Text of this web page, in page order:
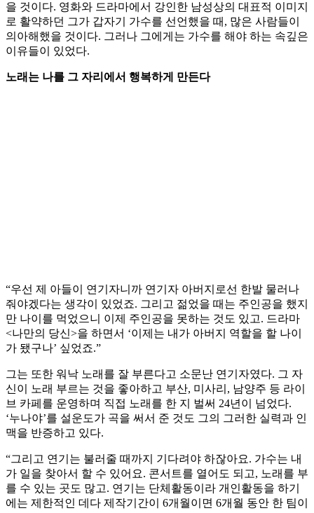
을 것이다. 영화와 드라마에서 강인한 남성상의 대표적 이미지
로 활약하던 그가 갑자기 가수를 선언했을 때, 많은 사람들이
의아해했을 것이다. 그러나 그에게는 가수를 해야 하는 속깊은
이유들이 있었다.
노래는 나를 그 자리에서 행복하게 만든다
“우선 제 아들이 연기자니까 연기자 아버지로선 한발 물러나
줘야겠다는 생각이 있었죠. 그리고 젊었을 때는 주인공을 했지
만 나이를 먹었으니 이제 주인공을 못하는 것도 있고. 드라마
<나만의 당신>을 하면서 ‘이제는 내가 아버지 역할을 할 나이
가 됐구나’ 싶었죠.”
그는 또한 워낙 노래를 잘 부른다고 소문난 연기자였다. 그 자
신이 노래 부르는 것을 좋아하고 부산, 미사리, 남양주 등 라이
브 카페를 운영하며 직접 노래를 한 지 벌써 24년이 넘었다.
‘누나야’를 설운도가 곡을 써서 준 것도 그의 그러한 실력과 인
맥을 반증하고 있다.
“그리고 연기는 불러줄 때까지 기다려야 하잖아요. 가수는 내
가 일을 찾아서 할 수 있어요. 콘서트를 열어도 되고, 노래를 부
를 수 있는 곳도 많고. 연기는 단체활동이라 개인활동을 하기
에는 제한적인 데다 제작기간이 6개월이면 6개월 동안 한 팀이